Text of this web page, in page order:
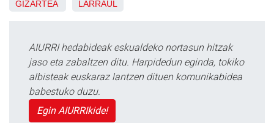
GIZARTEA LARRAUL
AIURRI hedabideak eskualdeko nortasun hitzak
jaso eta zabaltzen ditu. Harpidedun eginda, tokiko
albisteak euskaraz lantzen dituen komunikabidea
babestuko duzu.
Egin AIURRIkide!